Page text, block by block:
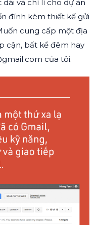
và chí lí cho dự án
đính kèm thiết kế gửi
cung cấp một địa
cận, bất kể đêm hay
của tôi.